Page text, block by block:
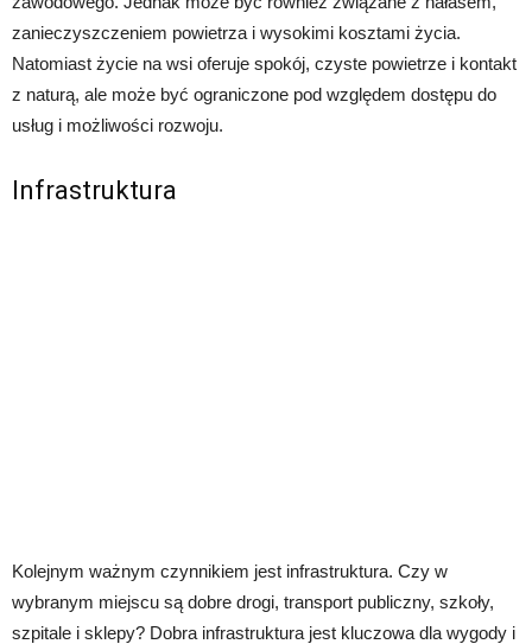
zanieczyszczeniem powietrza i wysokimi kosztami życia.
Natomiast życie na wsi oferuje spokój, czyste powietrze i kontakt
z naturą, ale może być ograniczone pod względem dostępu do
usług i możliwości rozwoju.
Infrastruktura
Kolejnym ważnym czynnikiem jest infrastruktura. Czy w
wybranym miejscu są dobre drogi, transport publiczny, szkoły,
szpitale i sklepy? Dobra infrastruktura jest kluczowa dla wygody i